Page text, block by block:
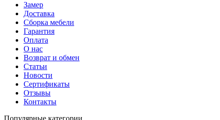
Замер
Доставка
Сборка мебели
Гарантия
Оплата
О нас
Возврат и обмен
Статьи
Новости
Сертификаты
Отзывы
Контакты
Популярные категории